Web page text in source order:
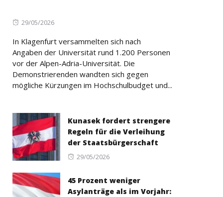
Posted
29/05/2026
In Klagenfurt versammelten sich nach
Angaben der Universität rund 1.200 Personen
vor der Alpen-Adria-Universität. Die
Demonstrierenden wandten sich gegen
mögliche Kürzungen im Hochschulbudget und...
Kunasek fordert strengere
Regeln für die Verleihung
der Staatsbürgerschaft
Posted
29/05/2026
45 Prozent weniger
Asylanträge als im Vorjahr: